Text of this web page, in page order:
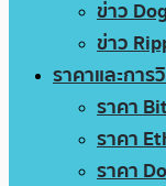
ข่าว
ข่าว
ราคาและการ
ราคา
ราคา
ราคา